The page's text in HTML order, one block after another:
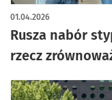
Rusza nabór
rzecz
01.04.2026